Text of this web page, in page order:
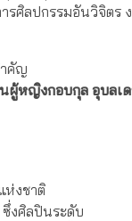
รศิลปกรรมอันวิจิตร
คัญ
หญิงกอบกุล อุบลเด
ห่งชาติ
ซึ่งศิลปินระดับ